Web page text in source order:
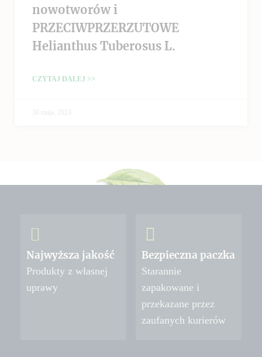
nowotworów i
PRZECIWPRZERZUTOWE
Helianthus Tuberosus L.
CZYTAJ DALEJ >>
30 maja, 2024
Najwyższa jakość
Produkty z własnej
uprawy
Bezpieczna paczka
Starannie
zapakowane i
przekazane przez
zaufanych kurierów